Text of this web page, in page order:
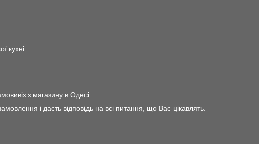
кухні.
з магазину в Одесі.
і дасть відповідь на всі питання, що Вас цікавлять.